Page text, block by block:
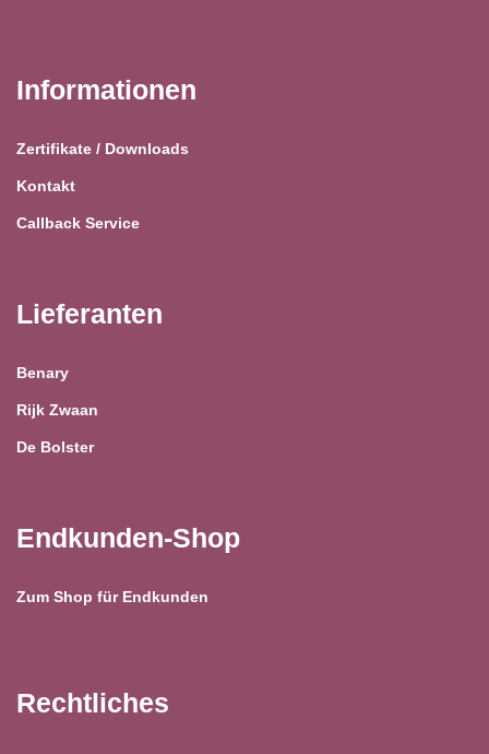
Informationen
Zertifikate / Downloads
Kontakt
Callback Service
Lieferanten
Benary
Rijk Zwaan
De Bolster
Endkunden-Shop
Zum Shop für Endkunden
Rechtliches